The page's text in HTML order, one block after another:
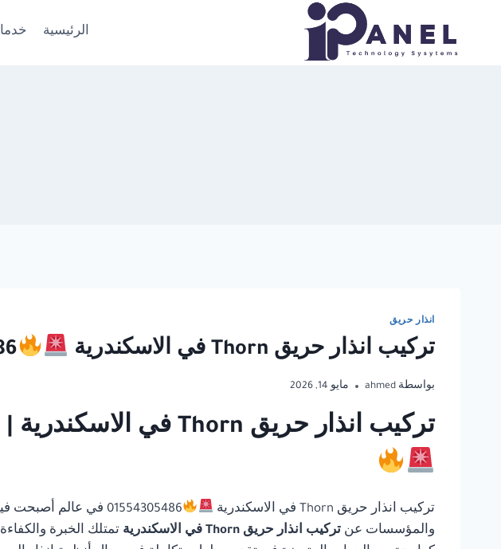
المحتوى
الرئيسية
انذار حريق
تركيب انذار حريق Thorn في الاسكندرية
بواسطة ahmed مايو 14, 2026
تركيب انذار حريق Thorn في الاسكندرية | أفضل أي بانل للحلول المتكاملة لأنظمة السلامة
تركيب انذار حريق Thorn في الاسكندرية
01554305486 في عالم
والمؤسسات عن تركيب انذار حريق Thorn في الاسكندرية تمتلك الخبرة